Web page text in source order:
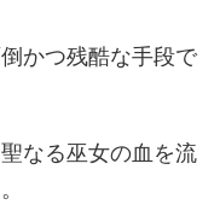
かつ残酷な手段で
なる巫女の血を流